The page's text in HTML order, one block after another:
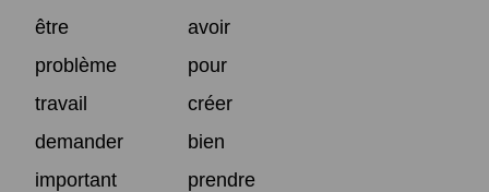
être
avoir
problème
pour
travail
créer
demander
bien
important
prendre